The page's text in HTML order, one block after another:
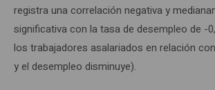
registra una correlación negativa y
significativa con la tasa de desempleo de -
los trabajadores asalariados en relación
y el desempleo disminuye).